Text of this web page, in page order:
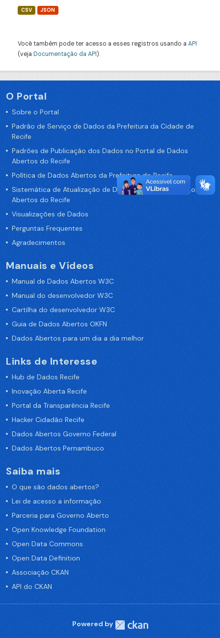
CSV JSON
Você também pode ter acesso a esses registros usando a API
(veja Documentação da API).
O Portal
Sobre o Portal
Padrão de Serviço de Dados da Prefeitura da Cidade de
Recife
Padrões de Publicação dos Dados no Portal de Dados
Abertos do Recife
Política de Dados Abertos da Prefeitura do Recife
Sistemática de Atualização de Dados do Portal de Dados
Abertos do Recife
Visualizações de Dados
Perguntas Frequentes
Agradecimentos
Manuais e Vídeos
Manual de Dados Abertos W3C
Manual do desenvolvedor W3C
Cartilha do desenvolvedor W3C
Guia de Dados Abertos OKFN
Dados Abertos para um dia a dia melhor
Links de Interesse
Hub de Dados Recife
Inovação Aberta Recife
Portal da Transparência Recife
Hacker Cidadão Recife
Dados Abertos Governo Federal
Dados Abertos Pernambuco
Saiba mais
O que são dados abertos?
Lei de acesso a informação
Parceria para Governo Aberto
Open Knowledge Foundation
Open Data Commons
Open Data Definition
Associação CKAN
API do CKAN
Powered by